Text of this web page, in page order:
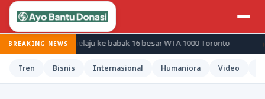
BREAKING NEWSmelaju ke babak 16 besar WTA 1000 Toronto
Tren Bisnis Internasional Humaniora Video